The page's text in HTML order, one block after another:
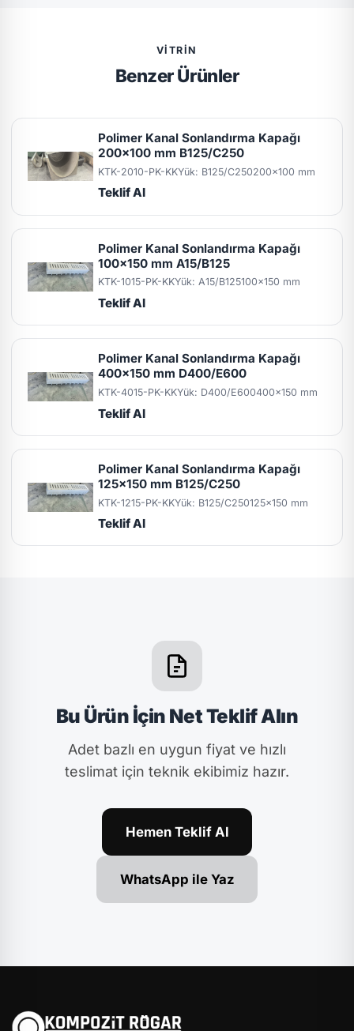
VITRIN
Benzer Ürünler
Polimer Kanal Sonlandırma Kapağı
200x100 mm B125/C250
KTK-2010-PK-KKYük: B125/C250200x100 mm
Teklif Al
Polimer Kanal Sonlandırma Kapağı
100x150 mm A15/B125
KTK-1015-PK-KKYük: A15/B125100x150 mm
Teklif Al
Polimer Kanal Sonlandırma Kapağı
400x150 mm D400/E600
KTK-4015-PK-KKYük: D400/E600400x150 mm
Teklif Al
Polimer Kanal Sonlandırma Kapağı
125x150 mm B125/C250
KTK-1215-PK-KKYük: B125/C250125x150 mm
Teklif Al
Bu Ürün İçin Net Teklif Alın
Adet bazlı en uygun fiyat ve hızlı
teslimat için teknik ekibimiz hazır.
Hemen Teklif Al
WhatsApp ile Yaz